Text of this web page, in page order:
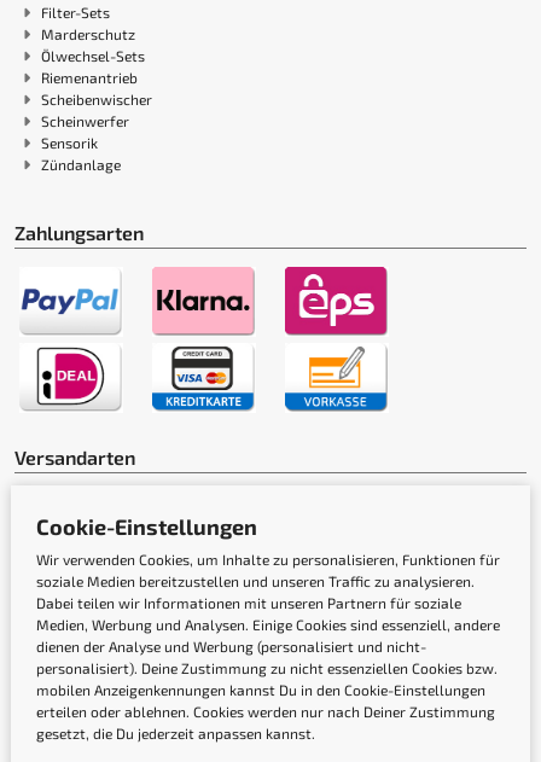
Filter-Sets
Marderschutz
Ölwechsel-Sets
Riemenantrieb
Scheibenwischer
Scheinwerfer
Sensorik
Zündanlage
Zahlungsarten
Versandarten
Gütesiegel
Cookie-Einstellungen
Wir verwenden Cookies, um Inhalte zu personalisieren, Funktionen für
soziale Medien bereitzustellen und unseren Traffic zu analysieren.
Dabei teilen wir Informationen mit unseren Partnern für soziale
Medien, Werbung und Analysen. Einige Cookies sind essenziell, andere
dienen der Analyse und Werbung (personalisiert und nicht-
personalisiert). Deine Zustimmung zu nicht essenziellen Cookies bzw.
mobilen Anzeigenkennungen kannst Du in den Cookie-Einstellungen
erteilen oder ablehnen. Cookies werden nur nach Deiner Zustimmung
gesetzt, die Du jederzeit anpassen kannst.